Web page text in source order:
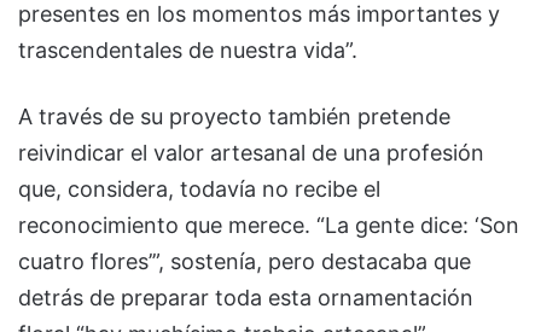
presentes en los momentos más importantes y
trascendentales de nuestra vida”.
A través de su proyecto también pretende
reivindicar el valor artesanal de una profesión
que, considera, todavía no recibe el
reconocimiento que merece. “La gente dice: ‘Son
cuatro flores’”, sostenía, pero destacaba que
detrás de preparar toda esta ornamentación